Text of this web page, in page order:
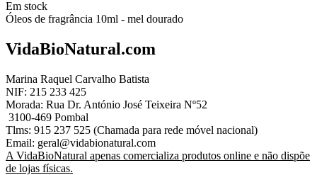
Em stock
Óleos de fragrância 10ml - mel dourado
VidaBioNatural.com
Marina Raquel Carvalho Batista
NIF: 215 233 425
Morada: Rua Dr. António José Teixeira Nº52
3100-469 Pombal
Tlms: 915 237 525 (Chamada para rede móvel nacional)
Email: geral@vidabionatural.com
A VidaBioNatural apenas comercializa produtos online e não dispõe
de lojas físicas.